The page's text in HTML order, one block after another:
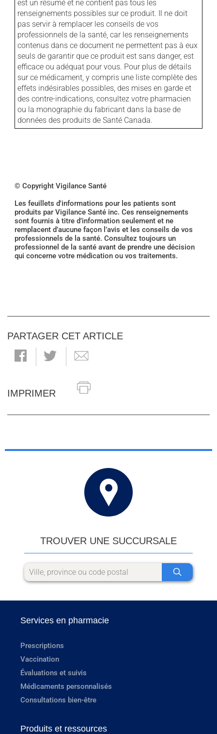
est un résumé et ne contient pas tous les
renseignements possibles sur ce produit. Il ne doit
pas servir à remplacer les conseils de vos
professionnels de la santé, car les renseignements
contenus dans ce document ne permettent pas à eux
seuls de garantir que ce produit est sans danger, est
efficace ou adéquat pour vous. Pour plus de détails
sur ce médicament, y compris une liste complète des
effets indésirables possibles, des mises en garde et
des contre-indications, consultez votre pharmacien
ou la monographie du fabricant dans la base de
données des produits de Santé Canada.
© Copyright Vigilance Santé
Les feuillets d'informations pour les patients sont
produits par Vigilance Santé inc. Ces renseignements
sont fournis à titre d’information seulement et ne
remplacent d’aucune façon l’avis et les conseils de vos
professionnels de la santé. Consultez toujours un
professionnel de la santé avant de prendre une décision
qui concerne votre médication ou vos traitements.
PARTAGER CET ARTICLE
IMPRIMER
TROUVER UNE SUCCURSALE
Services en pharmacie
Prescriptions
Vaccination
Évaluations et suivis
Médicaments personnalisés
Consultations bien-être
Produits et ressources